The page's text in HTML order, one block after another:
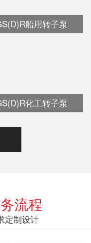
船用转子泵
化工转子泵
流程
定制设计